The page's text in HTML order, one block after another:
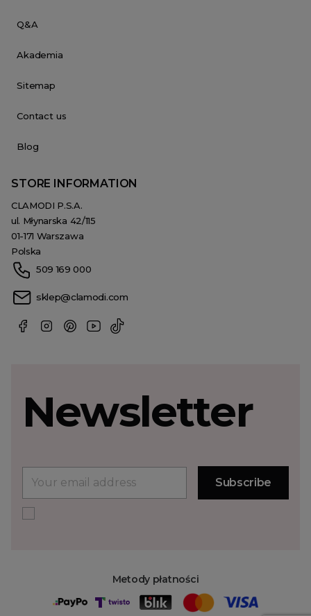
Q&A
Akademia
Sitemap
Contact us
Blog
STORE INFORMATION
CLAMODI P.S.A.
ul. Młynarska 42/115
01-171 Warszawa
Polska
509 169 000
sklep@clamodi.com
Metody płatności
Newsletter